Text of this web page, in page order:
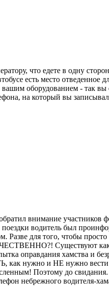
что едете в одну
есть место отведенное
оборудованием - так
на который вы
внимание
водитель был
для того, чтобы
Существуют
оправдания хамства и
нужно и НЕ нужно вести
Поэтому до свидания.
небрежного водителя-